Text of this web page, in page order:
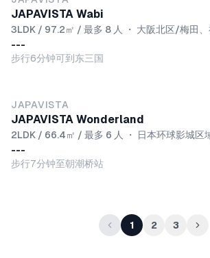
JAPAVISTA Wabi
3LDK / 97.2㎡ / 最多 8 人 ・ 大阪北区/梅田
---
步行6分钟可到东三国
JAPAVISTA
JAPAVISTA Wonderland
2LDK / 66.4㎡ / 最多 6 人 ・
日本环球影城区
---
步行7分钟至朝潮桥站
1 2 3